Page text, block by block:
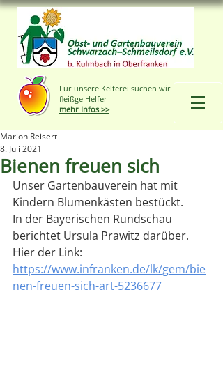
Für unsere Kelterei suchen wir
fleißge Helfer
mehr Infos >>
Bienen freuen sich
Marion Reisert
8. Juli 2021
Unser Gartenbauverein hat mit
Kindern Blumenkästen bestückt.
In der Bayerischen Rundschau
berichtet Ursula Prawitz darüber.
Hier der Link:
https://www.infranken.de/lk/gem/bie
nen-freuen-sich-art-5236677